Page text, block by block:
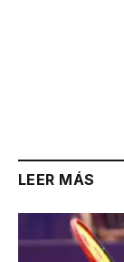
LEER MÁS